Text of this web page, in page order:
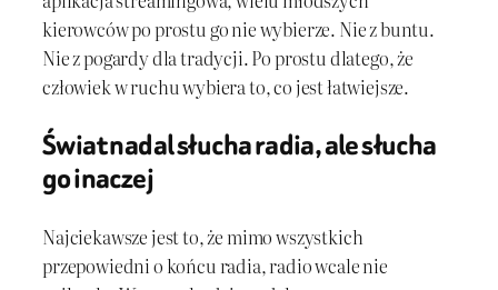
kierowców po prostu go nie wybierze. Nie z buntu.
Nie z pogardy dla tradycji. Po prostu dlatego, że
człowiek w ruchu wybiera to, co jest łatwiejsze.
Świat nadal słucha radia, ale słucha
go inaczej
Najciekawsze jest to, że mimo wszystkich
przepowiedni o końcu radia, radio wcale nie